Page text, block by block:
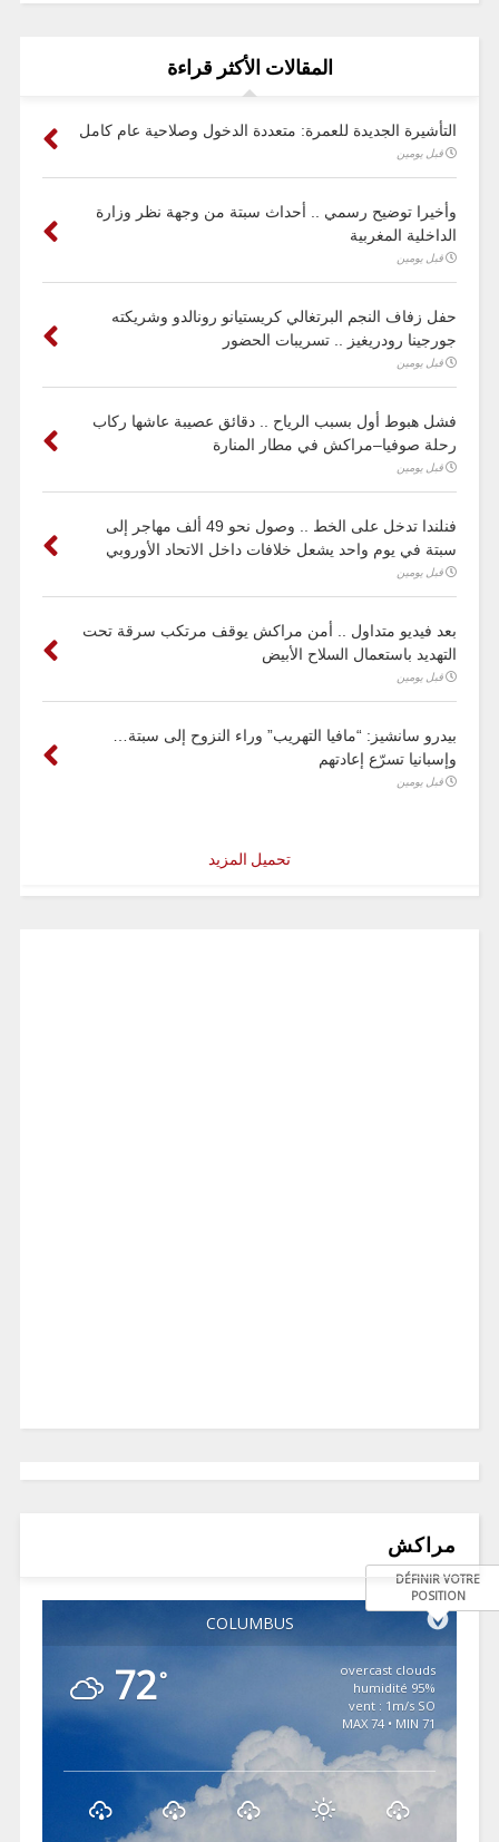
المقالات الأكثر قراءة
التأشيرة الجديدة للعمرة: متعددة الدخول وصلاحية عام كامل
قبل يومين
وأخيرا توضيح رسمي .. أحداث سبتة من وجهة نظر وزارة
الداخلية المغربية
قبل يومين
حفل زفاف النجم البرتغالي كريستيانو رونالدو وشريكته
جورجينا رودريغيز .. تسريبات الحضور
قبل يومين
فشل هبوط أول بسبب الرياح .. دقائق عصيبة عاشها ركاب
رحلة صوفيا–مراكش في مطار المنارة
قبل يومين
فنلندا تدخل على الخط .. وصول نحو 49 ألف مهاجر إلى
سبتة في يوم واحد يشعل خلافات داخل الاتحاد الأوروبي
قبل يومين
بعد فيديو متداول .. أمن مراكش يوقف مرتكب سرقة تحت
التهديد باستعمال السلاح الأبيض
قبل يومين
بيدرو سانشيز: “مافيا التهريب” وراء النزوح إلى سبتة…
وإسبانيا تسرّع إعادتهم
قبل يومين
تحميل المزيد
مراكش
COLUMBUS
DÉFINIR VOTRE
POSITION
72°
overcast clouds
95% humidité
vent : 1m/s SO
MAX 74 • MIN 71